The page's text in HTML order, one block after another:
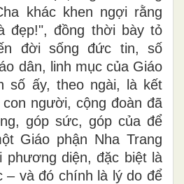
khác khen ngợi rằng
đẹp!", đồng thời bày tỏ
đời sống đức tin, số
dân, linh mục của Giáo
số ấy, theo ngài, là kết
người, cộng đoàn đã
góp sức, góp của để
Giáo phận Nha Trang
phương diện, đặc biệt là
– và đó chính là lý do để